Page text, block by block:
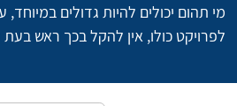
מי תהום יכולים להיות גדולים במיוחד,
לפרויקט כולו, אין להקל בכך ראש